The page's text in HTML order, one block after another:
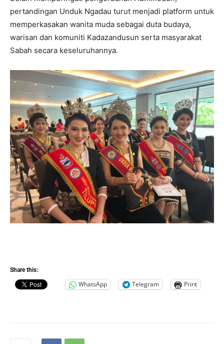
pertandingan Unduk Ngadau turut menjadi platform untuk
memperkasakan wanita muda sebagai duta budaya,
warisan dan komuniti Kadazandusun serta masyarakat
Sabah secara keseluruhannya.
Share this:
WhatsApp Telegram Print